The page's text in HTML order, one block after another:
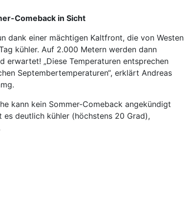
Comeback in Sicht
dank einer mächtigen Kaltfront, die von Westen
kühler. Auf 2.000 Metern werden dann
erwartet! „Diese Temperaturen entsprechen
Septembertemperaturen“, erklärt Andreas
kann kein Sommer-Comeback angekündigt
deutlich kühler (höchstens 20 Grad),